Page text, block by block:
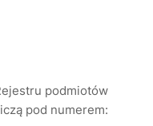
podmiotów
pod numerem: